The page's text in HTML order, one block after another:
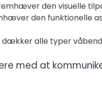
den visuelle
den funktionelle
alle typer
med at